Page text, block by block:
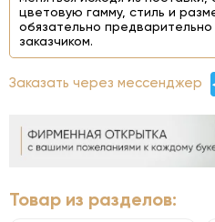
цветовую гамму, стиль и
обязательно
заказчиком.
Заказать через мессенджер
Товар из разделов: